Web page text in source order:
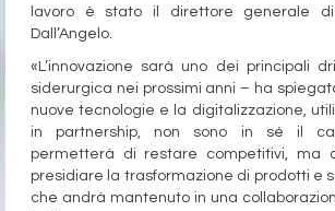
lavoro è stato il direttore generale di
Dall’Angelo.
«L’innovazione sarà uno dei principali
siderurgica nei prossimi anni – ha
nuove tecnologie e la digitalizzazione,
in partnership, non sono in sé il
permetterà di restare competitivi, ma
presidiare la trasformazione di prodotti e
che andrà mantenuto in una